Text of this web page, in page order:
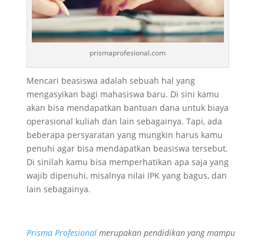
prismaprofesional.com
Mencari beasiswa adalah sebuah hal yang
mengasyikan bagi mahasiswa baru. Di sini kamu
akan bisa mendapatkan bantuan dana untuk biaya
operasional kuliah dan lain sebagainya. Tapi, ada
beberapa persyaratan yang mungkin harus kamu
penuhi agar bisa mendapatkan beasiswa tersebut.
Di sinilah kamu bisa memperhatikan apa saja yang
wajib dipenuhi, misalnya nilai IPK yang bagus, dan
lain sebagainya.
Prisma Profesional merupakan pendidikan yang mampu